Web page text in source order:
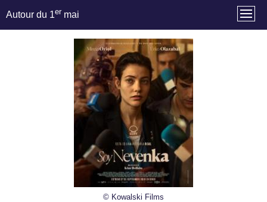
Autour du 1er mai
© Kowalski Films